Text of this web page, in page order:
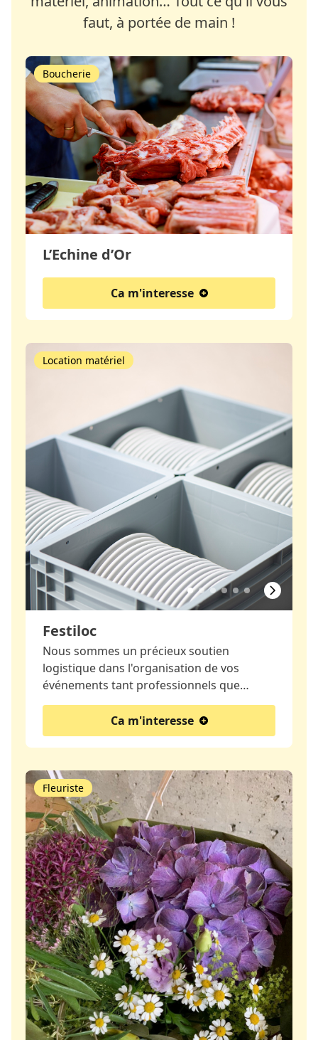
faut, à portée de main !
L’Echine d’Or
Boucherie
Ca m'interesse
Festiloc
Location matériel
Nous sommes un précieux soutien
logistique dans l'organisation de vos
événements tant professionnels que…
Ca m'interesse
Fleuriste